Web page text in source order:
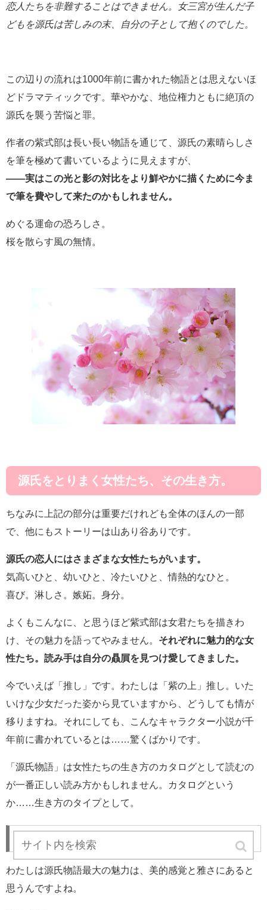
恋人たちを非難することはできません。
女三宮が生んだ子
どもを源氏は苦しみの末、自分の子として抱くのでした。
この辺りの流れは1000年前に書かれた物語とは思えないほ
どドラマティックです。華やかな、地位権力ともに絶頂の
源氏を襲う苦悩と罪。
作者の紫式部は長い長い物語を通じて、源氏の素晴らしさ
を筆を極めて書いているように見えますが、
――実はこの光と影の対比をより鮮やかに描くために今ま
で筆を費やして来たのかもしれません。
めぐる運命の恐ろしさ。
桜を散らす風の無情。
源氏をとりまく女性たち、その生き方。
ちなみに上記の部分は重要だけれども全体のほんの一部
で、他にもストーリーは山あり谷ありです。
源氏の恋人にはさまざまな女性たちがいます。
気高いひと、幼いひと、冷たいひと、情熱的なひと。
喜び。淋しさ。嫉妬。身分。
よくもこんなに、と思うほど紫式部は女君たちを描きわ
け、その魅力を語ってやみません。 それぞれに魅力的な女
性たち。読み手は自分の贔屓を見つけ愛してきました。
今でいえば「推し」です。わたしは「紫の上」推し。いた
いけな少女だった姿から見ていますから、どうしても情が
移りますね。それにしても、こんなキャラクター小説が千
年前に書かれているとは……驚くばかりです。
「源氏物語」は女性たちの生き方のカタログとして読むの
が一番正しい読み方かもしれません。カタログという
か……生き方のタイプとして。
平安朝の雅さ。その美意識。
わたしは源氏物語最大の魅力は、美的感覚と雅さにあると
思うんですよね。